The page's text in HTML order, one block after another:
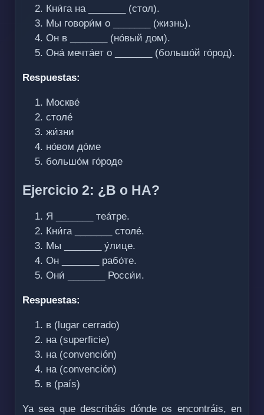
Кни́га на _______ (стол).
Мы говори́м о _______ (жизнь).
Он в _______ (но́вый дом).
Она́ мечта́ет о _______ (большо́й го́род).
Respuestas:
Москве́
столе́
жи́зни
но́вом до́ме
большо́м го́роде
Ejercicio 2: ¿В o НА?
Я _______ теа́тре.
Кни́га _______ столе́.
Мы _______ у́лице.
Он _______ рабо́те.
Они́ _______ Росси́и.
Respuestas:
в (lugar cerrado)
на (superficie)
на (convención)
на (convención)
в (país)
Ya sea que describáis dónde os encontráis, en